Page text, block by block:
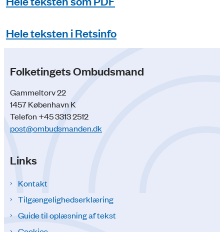
Hele teksten i Retsinfo
Folketingets Ombudsmand
Gammeltorv 22
1457 København K
Telefon +45 3313 2512
post@ombudsmanden.dk
Links
Kontakt
Tilgængelighedserklæring
Guide til oplæsning af tekst